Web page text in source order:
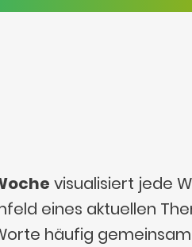
visualisiert jede
eines aktuellen
häufig